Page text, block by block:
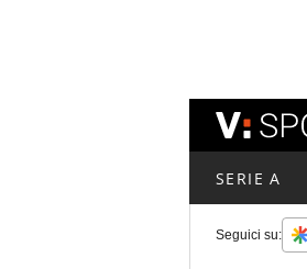
SERIE A
Seguici su: